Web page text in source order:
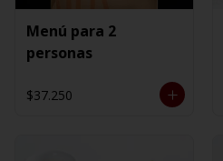
Menú para 2
personas
$37.250